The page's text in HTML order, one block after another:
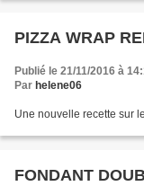
PIZZA WRAP
Publié le 21/11/2016 à
Par helene06
Une nouvelle recette sur
FONDANT